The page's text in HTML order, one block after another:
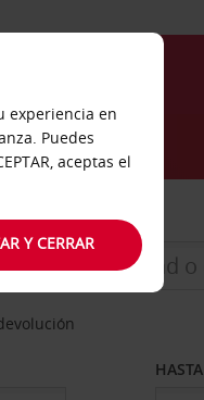
HASTA
experiencia en
Puedes
aceptas el
Y CERRAR